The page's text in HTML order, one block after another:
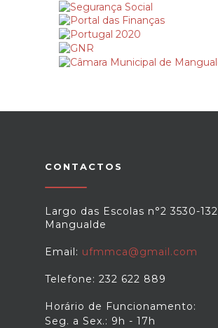
CONTACTOS
Largo das Escolas n°2 3530-132
Mangualde
Email: ufmmca@gmail.com
Telefone: 232 622 889
Horário de Funcionamento:
Seg. a Sex.: 9h - 17h